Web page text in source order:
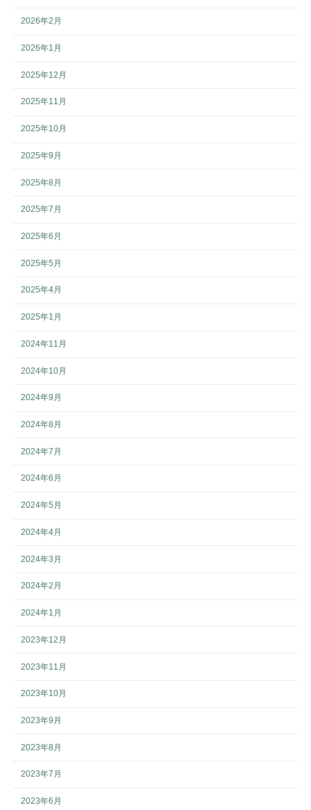
2026年2月
2026年1月
2025年12月
2025年11月
2025年10月
2025年9月
2025年8月
2025年7月
2025年6月
2025年5月
2025年4月
2025年1月
2024年11月
2024年10月
2024年9月
2024年8月
2024年7月
2024年6月
2024年5月
2024年4月
2024年3月
2024年2月
2024年1月
2023年12月
2023年11月
2023年10月
2023年9月
2023年8月
2023年7月
2023年6月